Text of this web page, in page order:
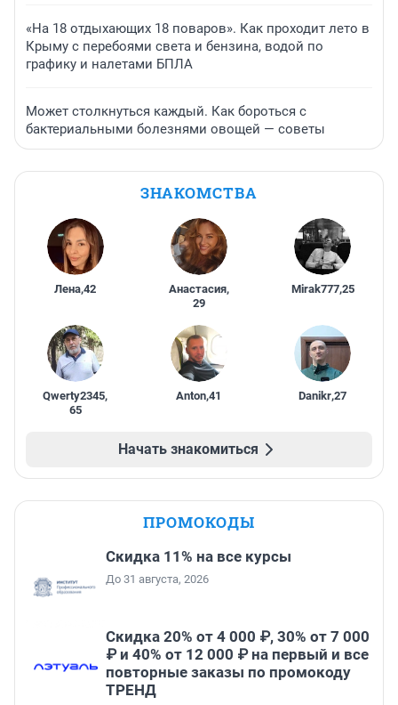
«На 18 отдыхающих 18 поваров». Как проходит лето в
Крыму с перебоями света и бензина, водой по
графику и налетами БПЛА
Может столкнуться каждый. Как бороться с
бактериальными болезнями овощей — советы
ЗНАКОМСТВА
Лена,42 Анастасия,
29
Mirak777,25
Qwerty2345,
65
Anton,41 Danikr,27
Начать знакомиться
ПРОМОКОДЫ
Скидка 11% на все курсы
До 31 августа, 2026
Скидка 20% от 4 000 ₽, 30% от 7 000
₽ и 40% от 12 000 ₽ на первый и все
повторные заказы по промокоду
ТРЕНД